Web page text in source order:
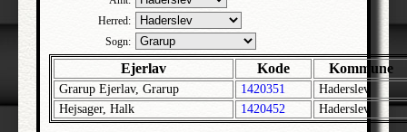
Allehelgens | Sokkelund | København
Aller | Sønder Tyrstrup | Haderslev
Allerslev | Bårse | Præstø
Allerslev | Voldborg | Roskilde
Allerup | Åsum | Odense
Herred:
Sogn:
Ejerlav Kode Kommune
Grarup Ejerlav, Grarup 1420351
Haderslev
Hejsager, Halk
1420452 Haderslev